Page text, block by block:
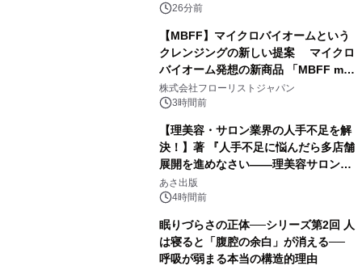
26分前
【MBFF】マイクロバイオームという
クレンジングの新しい提案 マイクロ
バイオーム発想の新商品 「MBFF mb
クレンジングPRO」を2026年8月6日
発売
株式会社フローリストジャパン
3時間前
【理美容・サロン業界の人手不足を解
決！】著 『人手不足に悩んだら多店舗
展開を進めなさい――理美容サロン
「多店舗展開」の教科書』2026年8月
24日（月）発売
あさ出版
4時間前
眠りづらさの正体──シリーズ第2回 人
は寝ると「腹腔の余白」が消える──
呼吸が弱まる本当の構造的理由